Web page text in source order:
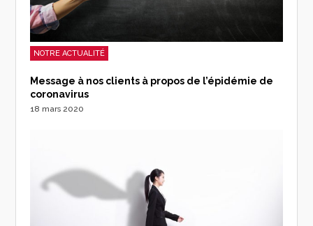
NOTRE ACTUALITÉ
Message à nos clients à propos de l’épidémie de
coronavirus
18 mars 2020